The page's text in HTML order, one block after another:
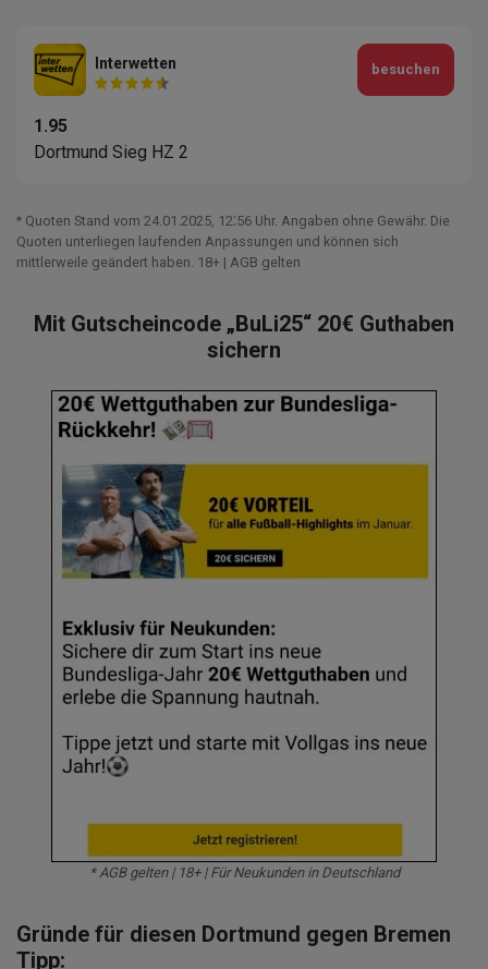
Interwetten
1.95
Dortmund Sieg HZ 2
besuchen
* Quoten Stand vom 24.01.2025‚ 12⁚56 Uhr. Angaben ohne Gewähr. Die
Quoten unterliegen laufenden Anpassungen und können sich
mittlerweile geändert haben. 18+ | AGB gelten
Mit Gutscheincode „BuLi25“ 20€ Guthaben
sichern
* AGB gelten | 18+ | Für Neukunden in Deutschland
Gründe für diesen Dortmund gegen Bremen
Tipp: